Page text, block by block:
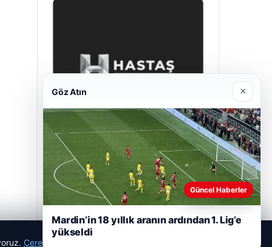
Hastaş Beton
26/05/2026
Çerez Politikamız
Göz Atın ×
Güncel Haberler
Mardin’in 18 yıllık aranın ardından 1. Lig’e
yükseldi